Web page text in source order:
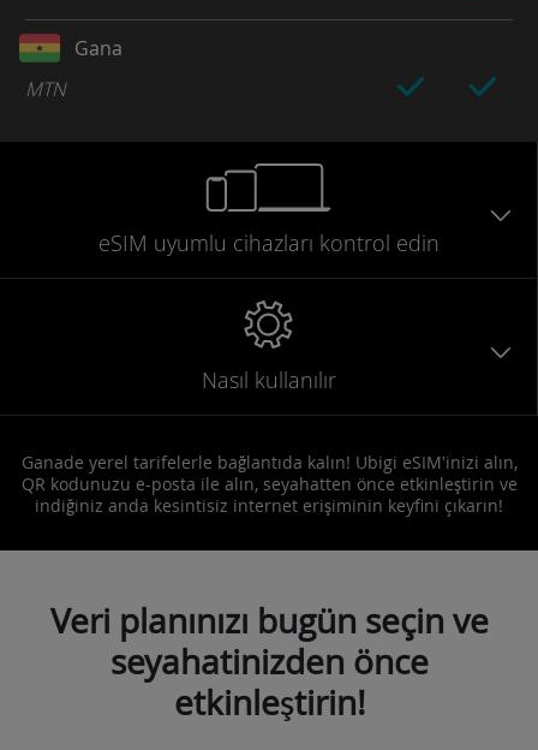
Gana
MTN
eSIM uyumlu cihazları kontrol edin
Nasıl kullanılır
Ganade yerel tarifelerle bağlantıda kalın! Ubigi eSIM'inizi alın,
QR kodunuzu e-posta ile alın, seyahatten önce etkinleştirin ve
indiğiniz anda kesintisiz internet erişiminin keyfini çıkarın!
Veri planınızı bugün seçin ve
seyahatinizden önce
etkinleştirin!